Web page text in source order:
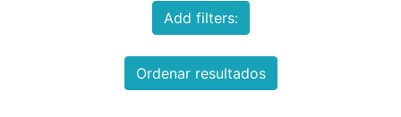
Add filters:
Ordenar resultados